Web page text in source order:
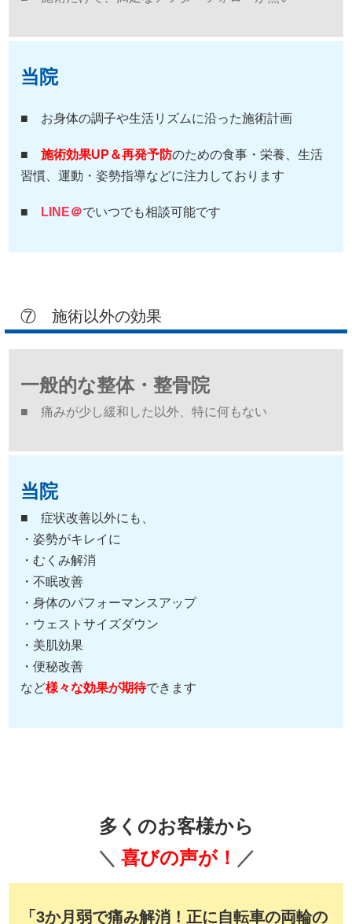
当院
■ お身体の調子や生活リズムに沿った施術計画
■ 施術効果UP＆再発予防のための食事・栄養、生活
習慣、運動・姿勢指導などに注力しております
■ LINE＠でいつでも相談可能です
⑦ 施術以外の効果
一般的な整体・整骨院
■ 痛みが少し緩和した以外、特に何もない
当院
■ 症状改善以外にも、
・姿勢がキレイに
・むくみ解消
・不眠改善
・身体のパフォーマンスアップ
・ウェストサイズダウン
・美肌効果
・便秘改善
など様々な効果が期待できます
多くのお客様から
＼ 喜びの声が！ ／
「3か月弱で痛み解消！正に自転車の両輪の